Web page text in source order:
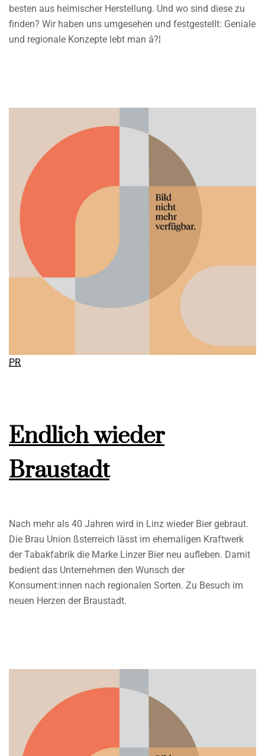
besten aus heimischer Herstellung. Und wo sind diese zu
finden? Wir haben uns umgesehen und festgestellt: Geniale
und regionale Konzepte lebt man â?¦
PR
Endlich wieder
Braustadt
Nach mehr als 40 Jahren wird in Linz wieder Bier gebraut.
Die Brau Union ßsterreich lässt im ehemaligen Kraftwerk
der Tabakfabrik die Marke Linzer Bier neu aufleben. Damit
bedient das Unternehmen den Wunsch der
Konsument:innen nach regionalen Sorten. Zu Besuch im
neuen Herzen der Braustadt.